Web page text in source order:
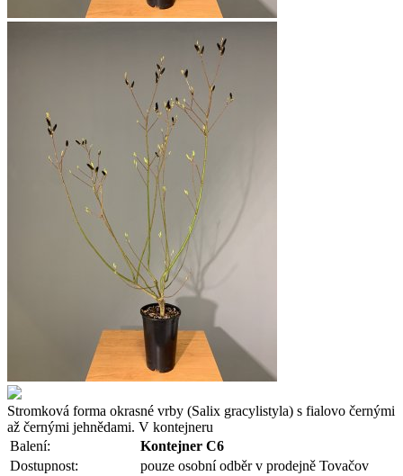
Stromková forma okrasné vrby (Salix gracylistyla) s fialovo černými
až černými jehnědami. V kontejneru
Balení:
Kontejner C6
Dostupnost:
pouze osobní odběr v prodejně Tovačov